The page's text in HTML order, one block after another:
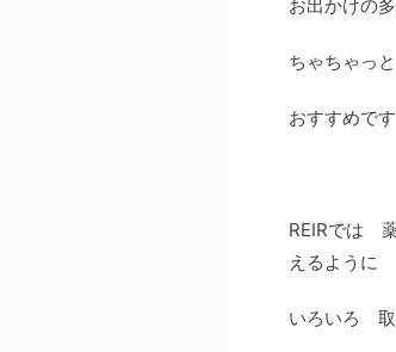
お出かけの
ちゃちゃっ
おすすめです
REIRでは
えるように
いろいろ 取